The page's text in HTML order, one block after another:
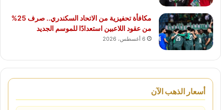
مكافأة تحفيزية من الاتحاد السكندري.. صرف 25%
من عقود اللاعبين استعدادًا للموسم الجديد
6 أغسطس، 2026
أسعار الذهب الآن